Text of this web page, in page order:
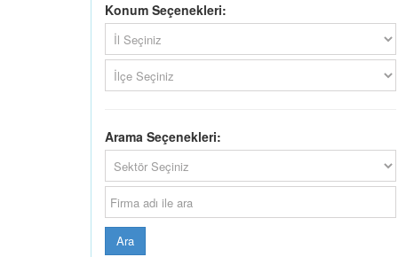
Konum Seçenekleri:
Arama Seçenekleri:
Ara